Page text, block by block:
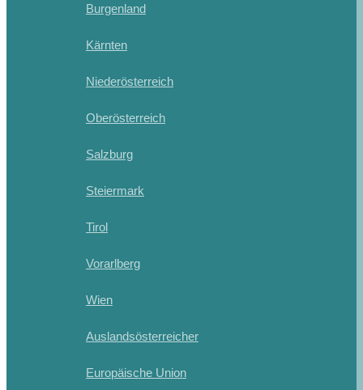
Burgenland
Kärnten
Niederösterreich
Oberösterreich
Salzburg
Steiermark
Tirol
Vorarlberg
Wien
Auslandsösterreicher
Europäische Union